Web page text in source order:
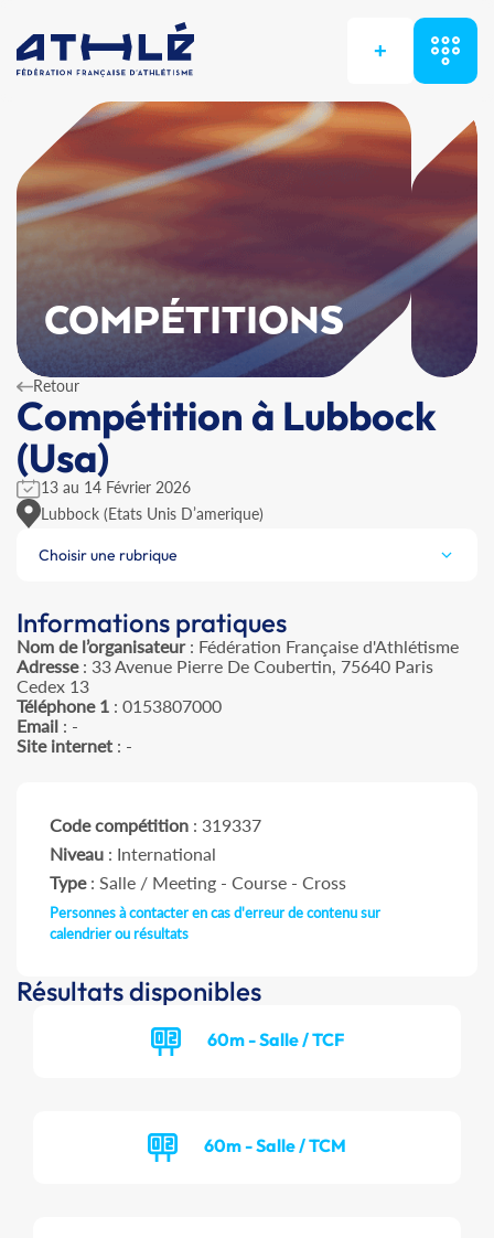
+
COMPÉTITIONS
Retour
Compétition à Lubbock
(Usa)
13 au 14 Février 2026
Lubbock (Etats Unis D’amerique)
Choisir une rubrique
Informations pratiques
Nom de l’organisateur: Fédération Française d'Athlétisme
Adresse: 33 Avenue Pierre De Coubertin, 75640 Paris
Cedex 13
Téléphone 1 : 0153807000
Email : -
Site internet : -
Code compétition : 319337
Niveau : International
Type: Salle / Meeting - Course - Cross
Personnes à contacter en cas d'erreur de contenu sur
calendrier ou résultats
Résultats disponibles
60m - Salle / TCF
60m - Salle / TCM